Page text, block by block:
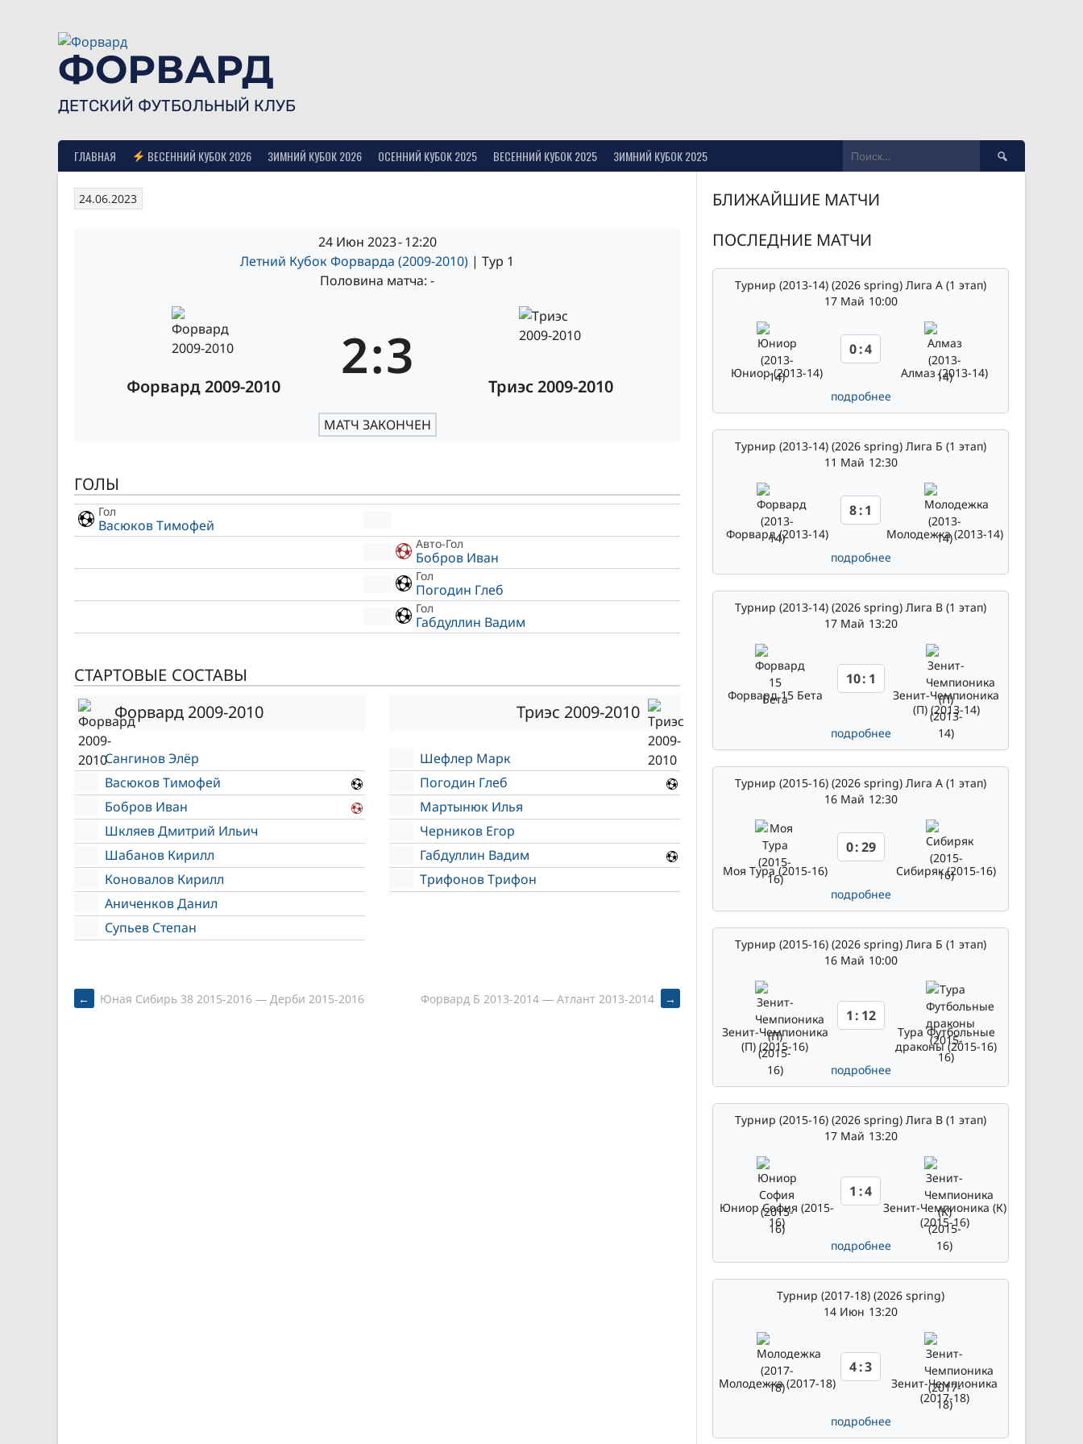
ФОРВАРД
ДЕТСКИЙ ФУТБОЛЬНЫЙ КЛУБ
ГЛАВНАЯ ВЕСЕННИЙ КУБОК 2026 ЗИМНИЙ КУБОК 2026 ОСЕННИЙ КУБОК 2025 ВЕСЕННИЙ КУБОК 2025 ЗИМНИЙ КУБОК 2025 Найти:
24.06.2023
24 Июн 2023-12:20
Летний Кубок Форварда (2009-2010) | Тур 1
Половина матча: -
Форвард 2009-2010 2:3 Триэс 2009-2010
МАТЧ ЗАКОНЧЕН
ГОЛЫ
Гол
Васюков Тимофей
Авто-Гол
Бобров Иван
Гол
Погодин Глеб
Гол
Габдуллин Вадим
СТАРТОВЫЕ СОСТАВЫ
Форвард 2009-2010
Сангинов Элёр
Васюков Тимофей
Бобров Иван
Шкляев Дмитрий Ильич
Шабанов Кирилл
Коновалов Кирилл
Аниченков Данил
Супьев Степан
Триэс 2009-2010
Шефлер Марк
Погодин Глеб
Мартынюк Илья
Черников Егор
Габдуллин Вадим
Трифонов Трифон
POST
← Юная Сибирь 38 2015-2016 — Дерби 2015-2016 Форвард Б 2013-2014 — Атлант 2013-2014 →
БЛИЖАЙШИЕ МАТЧИ
ПОСЛЕДНИЕ МАТЧИ
Турнир (2013-14) (2026 spring) Лига А (1 этап)
17 Май 10:00
Юниор (2013-14)
0:4
Алмаз (2013-14)
подробнее
Турнир (2013-14) (2026 spring) Лига Б (1 этап)
11 Май 12:30
Форвард (2013-14)
8:1
Молодежка (2013-14)
подробнее
Турнир (2013-14) (2026 spring) Лига В (1 этап)
17 Май 13:20
Форвард 15 Бета
10: 1
Зенит-Чемпионика
(П) (2013-14)
подробнее
Турнир (2015-16) (2026 spring) Лига А (1 этап)
16 Май 12:30
Моя Тура (2015-16)
0:29
Сибиряк (2015-16)
подробнее
Турнир (2015-16) (2026 spring) Лига Б (1 этап)
16 Май 10:00
Зенит-Чемпионика
(П) (2015-16)
1 : 12
Тура Футбольные
драконы (2015-16)
подробнее
Турнир (2015-16) (2026 spring) Лига В (1 этап)
17 Май 13:20
Юниор София (2015-
16)
1 :4
Зенит-Чемпионика (К)
(2015-16)
подробнее
Турнир (2017-18) (2026 spring)
14 Июн 13:20
Молодежка (2017-18)
4:3
Зенит-Чемпионика
(2017-18)
подробнее